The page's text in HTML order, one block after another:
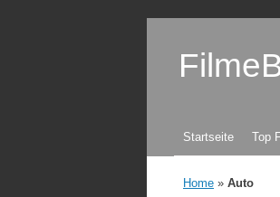
Zum Inhalt springen
Startseite Top
Home » Auto